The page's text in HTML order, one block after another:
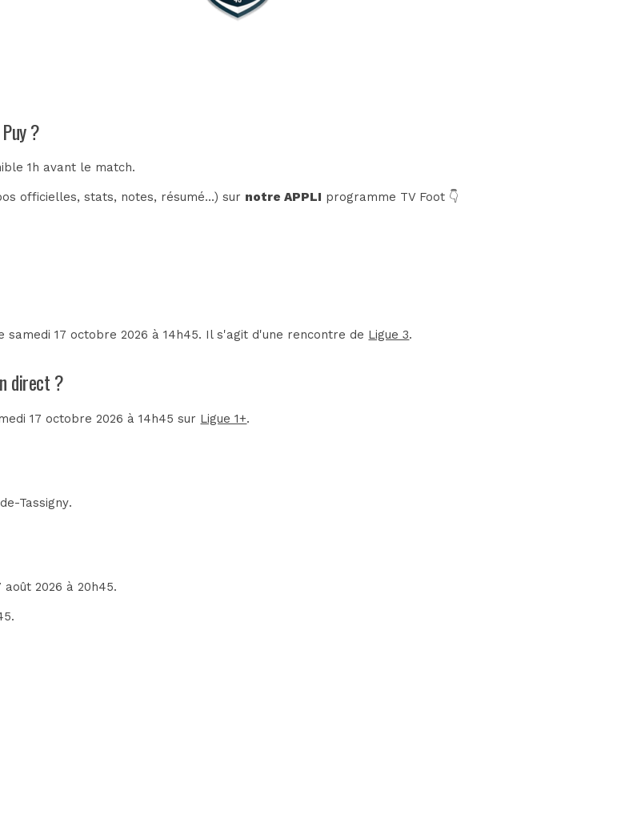
?
1h avant le match.
officielles, stats, notes, résumé...) sur notre APPLI programme TV Foot 👇
17 octobre 2026 à 14h45. Il s'agit d'une rencontre de Ligue 3.
direct ?
17 octobre 2026 à 14h45 sur Ligue 1+.
Tassigny.
août 2026 à 20h45.